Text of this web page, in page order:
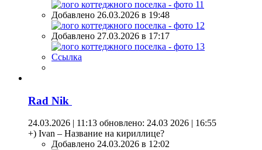
Добавлено 26.03.2026 в 19:48
Добавлено 27.03.2026 в 17:17
Ссылка
Rad Nik
24.03.2026 | 11:13 обновлено: 24.03 2026 | 16:55
+) Ivan – Название на кириллице?
Добавлено 24.03.2026 в 12:02